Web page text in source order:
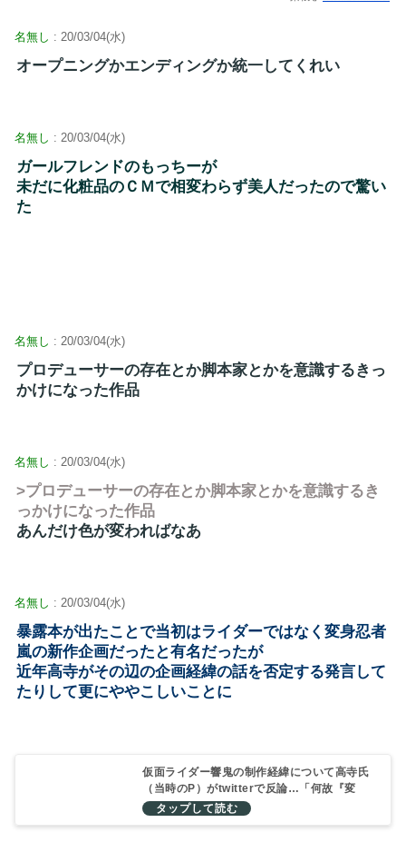
名無し : 20/03/04(水)
オープニングかエンディングか統一してくれい
名無し : 20/03/04(水)
ガールフレンドのもっちーが
未だに化粧品のＣＭで相変わらず美人だったので驚い
た
名無し : 20/03/04(水)
プロデューサーの存在とか脚本家とかを意識するきっ
かけになった作品
名無し : 20/03/04(水)
>プロデューサーの存在とか脚本家とかを意識するき
っかけになった作品
あんだけ色が変わればなあ
名無し : 20/03/04(水)
暴露本が出たことで当初はライダーではなく変身忍者
嵐の新作企画だったと有名だったが
近年高寺がその辺の企画経緯の話を否定する発言して
たりして更にややこしいことに
仮面ライダー響鬼の制作経緯について高寺氏
（当時のP）がtwitterで反論…「何故『変
身』と言わないのか」についても説明